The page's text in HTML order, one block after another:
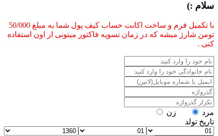
سلام :)
با تکمیل فرم و ساخت اکانت حساب کیف پول شما به مبلغ 50/000
تومن شارژ میشه که در زمان تسویه فاکتور میتونی از اون استفاده
کنی .
مرد
زن
تاریخ تولد